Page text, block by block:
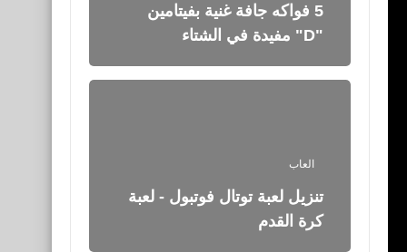
5 فواكه جافة غنية بفيتامين
"D" مفيدة في الشتاء
العاب
تنزيل لعبة توتال فوتبول - لعبة
كرة القدم